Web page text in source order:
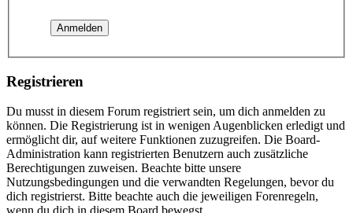
Registrieren
Du musst in diesem Forum registriert sein, um dich anmelden zu
können. Die Registrierung ist in wenigen Augenblicken erledigt und
ermöglicht dir, auf weitere Funktionen zuzugreifen. Die Board-
Administration kann registrierten Benutzern auch zusätzliche
Berechtigungen zuweisen. Beachte bitte unsere
Nutzungsbedingungen und die verwandten Regelungen, bevor du
dich registrierst. Bitte beachte auch die jeweiligen Forenregeln,